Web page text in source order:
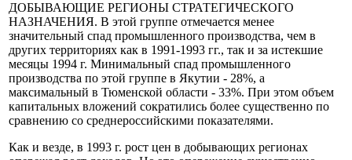
ДОБЫВАЮЩИЕ РЕГИОНЫ СТРАТЕГИЧЕСКОГО
НАЗНАЧЕНИЯ. В этой группе отмечается менее
значительный спад промышленного производства, чем в
других территориях как в 1991-1993 гг., так и за истекшие
месяцы 1994 г. Минимальный спад промышленного
производства по этой группе в Якутии - 28%, а
максимальный в Тюменской области - 33%. При этом объем
капитальных вложений сократились более существенно по
сравнению со среднероссийскими показателями.
Как и везде, в 1993 г. рост цен в добывающих регионах